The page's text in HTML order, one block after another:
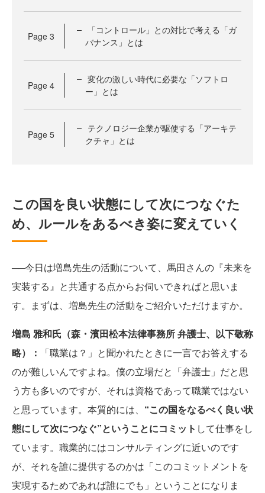
Page 3
「コントロール」との対比で考える「ガ
バナンス」とは
Page 4
変化の激しい時代に必要な「ソフトロ
ー」とは
Page 5
テクノロジー企業が駆使する「アーキテ
クチャ」とは
この国を良い状態にして次につなぐた
め、ルールをあるべき姿に変えていく
──今日は増島先生の活動について、馬田さんの『未来を
実装する』と共通する点からお伺いできればと思いま
す。まずは、増島先生の活動をご紹介いただけますか。
増島 雅和氏（森・濱田松本法律事務所 弁護士、以下敬称
略）：
「職業は？」と聞かれたときに一言でお答えする
のが難しいんですよね。僕の立場だと「弁護士」だと思
う方も多いのですが、それは資格であって職業ではない
と思っています。本質的には、 “この国をなるべく良い状
態にして次につなぐ”ということにコミット して仕事をし
ています。職業的にはコンサルティングに近いのです
が、それを誰に提供するのかは「このコミットメントを
実現するためであれば誰にでも」ということになりま